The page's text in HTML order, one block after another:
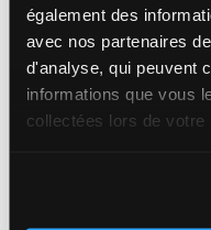
également des
avec nos partenaires
d'analyse, qui peuvent
informations que vous
collectées lors de